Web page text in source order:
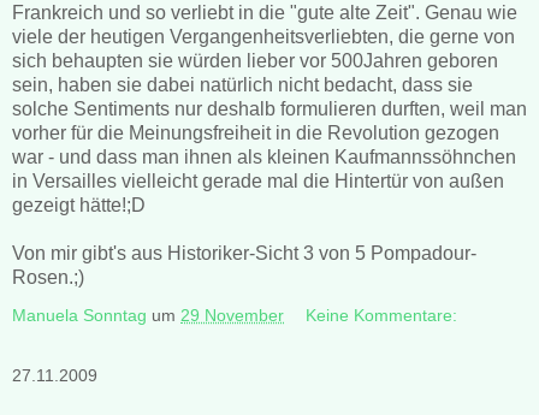
Frankreich und so verliebt in die "gute alte Zeit". Genau wie
viele der heutigen Vergangenheitsverliebten, die gerne von
sich behaupten sie würden lieber vor 500Jahren geboren
sein, haben sie dabei natürlich nicht bedacht, dass sie
solche Sentiments nur deshalb formulieren durften, weil man
vorher für die Meinungsfreiheit in die Revolution gezogen
war - und dass man ihnen als kleinen Kaufmannssöhnchen
in Versailles vielleicht gerade mal die Hintertür von außen
gezeigt hätte!;D
Von mir gibt's aus Historiker-Sicht 3 von 5 Pompadour-
Rosen.;)
Manuela Sonntag um 29 November Keine Kommentare:
27.11.2009